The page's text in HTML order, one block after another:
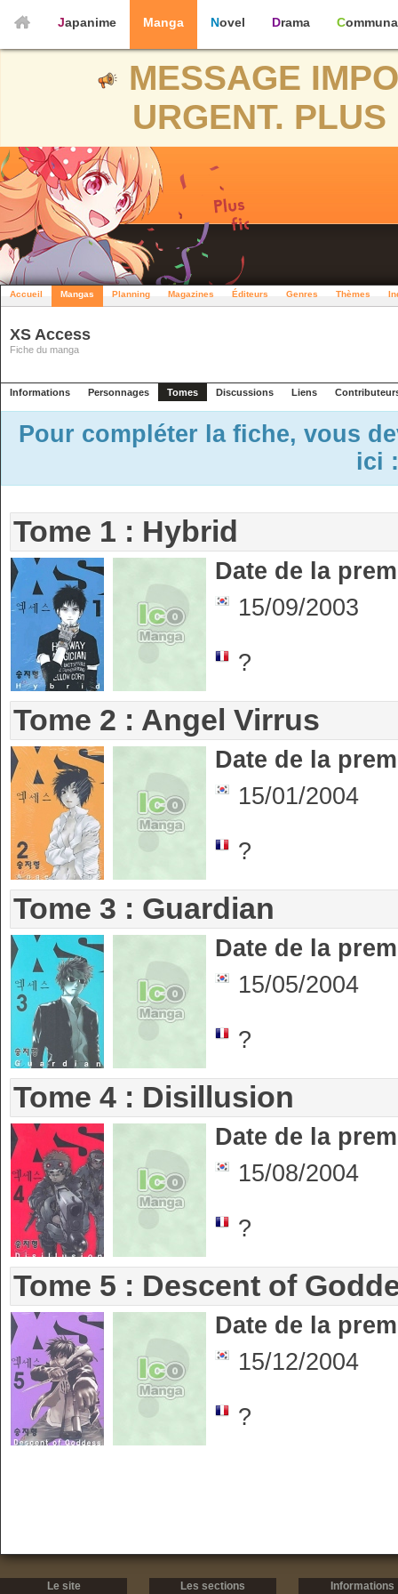
Japanime Manga Novel Drama
MESSAGE
URGENT.
Accueil Mangas Planning Magazines Éditeurs Genres Thèmes
XS Access
Fiche du manga
Informations Personnages Tomes Discussions Liens
Pour compléter la fiche, vous
ici
Tome 1 : Hybrid
Date de la
15/09/2003
?
Tome 2 : Angel Virrus
Date de la
15/01/2004
?
Tome 3 : Guardian
Date de la
15/05/2004
?
Tome 4 : Disillusion
Date de la
15/08/2004
?
Tome 5 : Descent of
Date de la
15/12/2004
?
Le site Les sections Informations